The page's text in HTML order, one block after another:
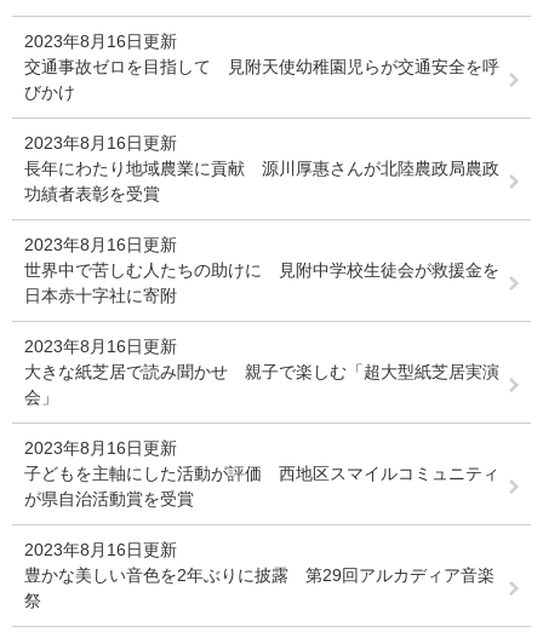
2023年8月16日更新
交通事故ゼロを目指して 見附天使幼稚園児らが交通安全を呼
びかけ
2023年8月16日更新
長年にわたり地域農業に貢献 源川厚惠さんが北陸農政局農政
功績者表彰を受賞
2023年8月16日更新
世界中で苦しむ人たちの助けに 見附中学校生徒会が救援金を
日本赤十字社に寄附
2023年8月16日更新
大きな紙芝居で読み聞かせ 親子で楽しむ「超大型紙芝居実演
会」
2023年8月16日更新
子どもを主軸にした活動が評価 西地区スマイルコミュニティ
が県自治活動賞を受賞
2023年8月16日更新
豊かな美しい音色を2年ぶりに披露 第29回アルカディア音楽
祭